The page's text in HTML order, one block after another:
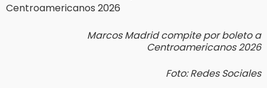
Marcos Madrid compite por boleto a
Centroamericanos 2026
Foto: Redes Sociales